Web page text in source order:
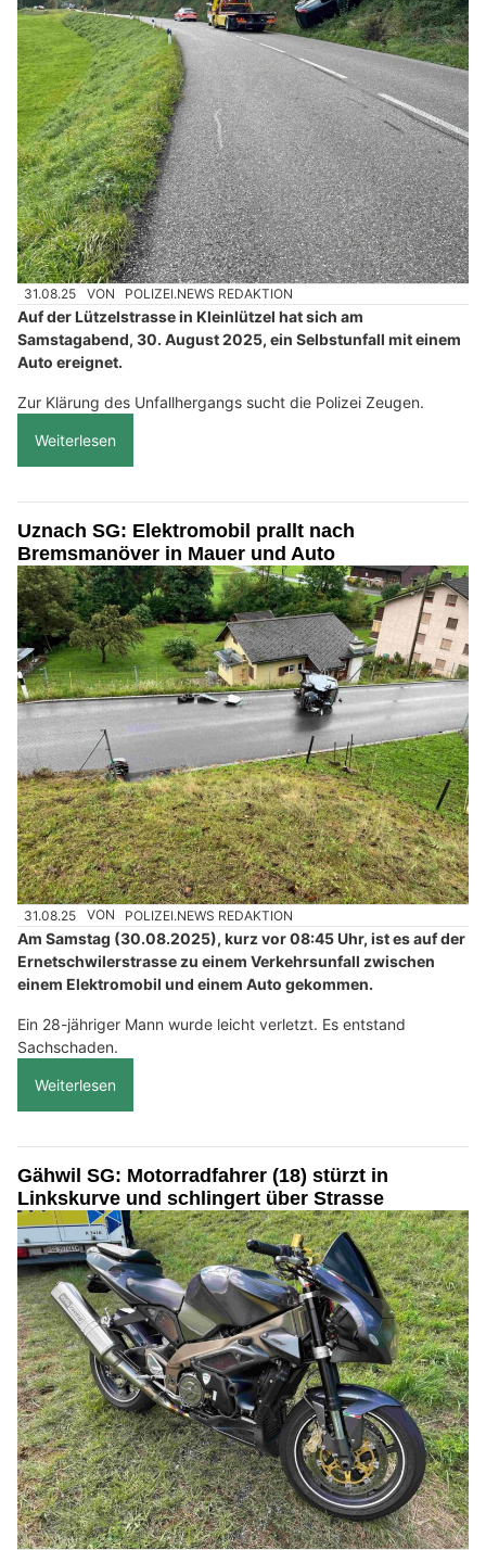
31.08.25 VON POLIZEI.NEWS REDAKTION
Auf der Lützelstrasse in Kleinlützel hat sich am
Samstagabend, 30. August 2025, ein Selbstunfall mit einem
Auto ereignet.
Zur Klärung des Unfallhergangs sucht die Polizei Zeugen.
Weiterlesen
Uznach SG: Elektromobil prallt nach
Bremsmanöver in Mauer und Auto
31.08.25 VON POLIZEI.NEWS REDAKTION
Am Samstag (30.08.2025), kurz vor 08:45 Uhr, ist es auf der
Ernetschwilerstrasse zu einem Verkehrsunfall zwischen
einem Elektromobil und einem Auto gekommen.
Ein 28-jähriger Mann wurde leicht verletzt. Es entstand
Sachschaden.
Weiterlesen
Gähwil SG: Motorradfahrer (18) stürzt in
Linkskurve und schlingert über Strasse